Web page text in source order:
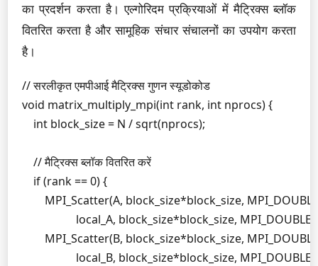
का प्रदर्शन करता है। एल्गोरिदम प्रक्रियाओं में मैट्रिक्स ब्लॉक
वितरित करता है और सामूहिक संचार संचालनों का उपयोग करता
है।
// सरलीकृत एमपीआई मैट्रिक्स गुणन स्यूडोकोड
void matrix_multiply_mpi(int rank, int nprocs) {
    int block_size = N / sqrt(nprocs);
    // मैट्रिक्स ब्लॉक वितरित करें
    if (rank == 0) {
MPI_Scatter(A, block_size*block_size,
local_A, block_size*block_size,
MPI_Scatter(B, block_size*block_size,
local_B, block_size*block_size,